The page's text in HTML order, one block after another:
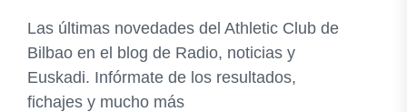
Las últimas novedades del Athletic Club de
Bilbao en el blog de Radio, noticias y
Euskadi. Infórmate de los resultados,
fichajes y mucho más